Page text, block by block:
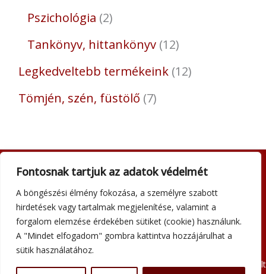
Fontosnak tartjuk az adatok védelmét
A böngészési élmény fokozása, a személyre szabott
hirdetések vagy tartalmak megjelenítése, valamint a
forgalom elemzése érdekében sütiket (cookie) használunk.
A "Mindet elfogadom" gombra kattintva hozzájárulhat a
sütik használatához.
Pszichológia 2
Tankönyv, hittankönyv 12
Legkedveltebb termékeink 12
Tömjén, szén, füstölő 7
Adatkezelési tájékoztató
Általános szerződési feltételek
Impresszum
Szállítási információk
Minden jog fenntartva © 2026 Szent Atanáz Könyv- és Kegytárgybolt